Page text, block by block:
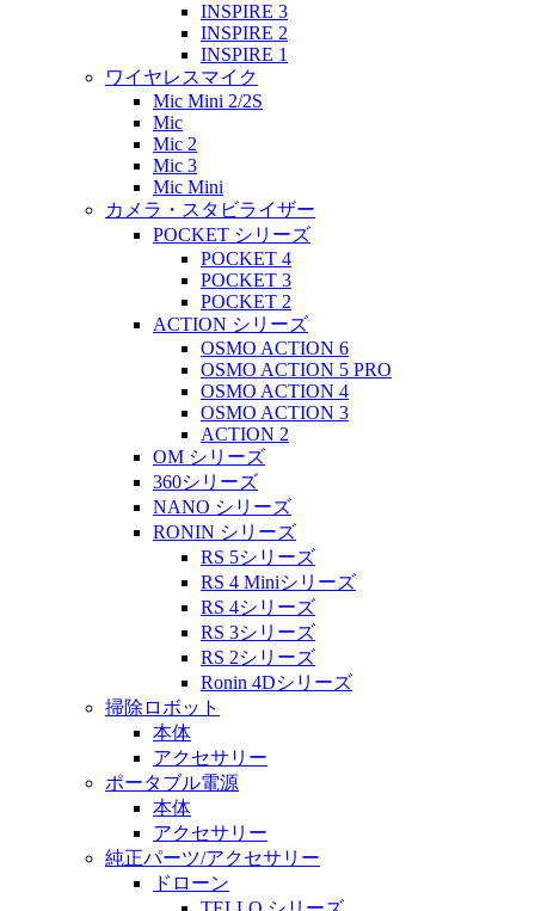
INSPIRE 3
INSPIRE 2
INSPIRE 1
ワイヤレスマイク
Mic Mini 2/2S
Mic
Mic 2
Mic 3
Mic Mini
カメラ・スタビライザー
POCKET シリーズ
POCKET 4
POCKET 3
POCKET 2
ACTION シリーズ
OSMO ACTION 6
OSMO ACTION 5 PRO
OSMO ACTION 4
OSMO ACTION 3
ACTION 2
OM シリーズ
360シリーズ
NANO シリーズ
RONIN シリーズ
RS 5シリーズ
RS 4 Miniシリーズ
RS 4シリーズ
RS 3シリーズ
RS 2シリーズ
Ronin 4Dシリーズ
掃除ロボット
本体
アクセサリー
ポータブル電源
本体
アクセサリー
純正パーツ/アクセサリー
ドローン